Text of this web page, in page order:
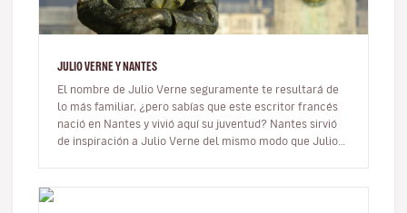
JULIO VERNE Y NANTES
El nombre de Julio Verne seguramente te resultará de
lo más familiar, ¿pero sabías que este escritor francés
nació en Nantes y vivió aquí su juventud? Nantes sirvió
de inspiración a Julio Verne del mismo modo que Julio